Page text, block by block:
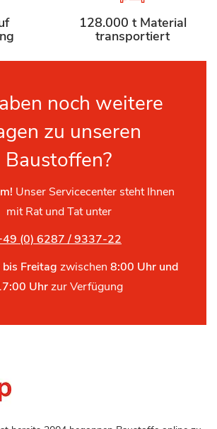
128.000 t Material
transportiert
noch weitere
zu unseren
Baustoffen?
Unser Servicecenter steht Ihnen
mit Rat und Tat unter
(0) 6287 / 9337-22
Freitag zwischen 8:00 Uhr und
Uhrzur Verfügung